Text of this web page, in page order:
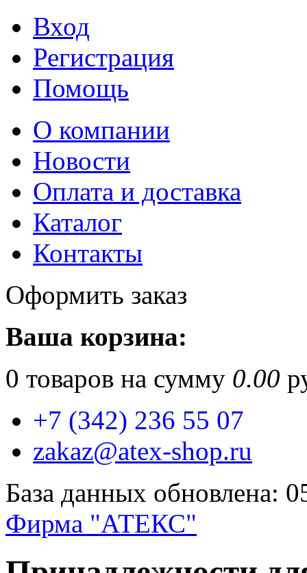
Вход
Регистрация
Помощь
О компании
Новости
Оплата и доставка
Каталог
Контакты
Оформить заказ
Ваша корзина:
0 товаров на сумму 0.00
+7 (342) 236 55 07
zakaz@atex-shop.ru
База данных обновлена:
Фирма "АТЕКС"